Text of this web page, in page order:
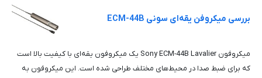
بررسی میکروفن یقه‌ای سونی ECM-44B
میکروفون Sony ECM-44B Lavalier یک میکروفون یقه‌ای با کیفیت بالا است
که برای ضبط صدا در محیط‌های مختلف طراحی شده است. این میکروفون به